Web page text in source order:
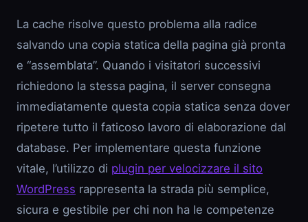
La cache risolve questo problema alla radice
salvando una copia statica della pagina già pronta
e “assemblata”. Quando i visitatori successivi
richiedono la stessa pagina, il server consegna
immediatamente questa copia statica senza dover
ripetere tutto il faticoso lavoro di elaborazione dal
database. Per implementare questa funzione
vitale, l’utilizzo di plugin per velocizzare il sito
WordPress rappresenta la strada più semplice,
sicura e gestibile per chi non ha le competenze